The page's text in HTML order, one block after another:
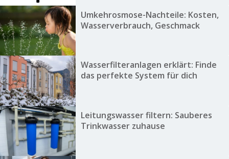
Umkehrosmose-Nachteile: Kosten,
Wasserverbrauch, Geschmack
Wasserfilteranlagen erklärt: Finde
das perfekte System für dich
Leitungswasser filtern: Sauberes
Trinkwasser zuhause